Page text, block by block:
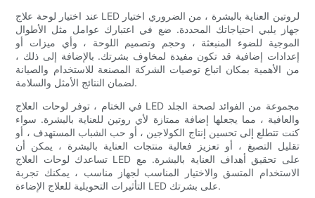
عند اختيار لوحة علاج LED لروتين العناية بالبشرة ، من الضروري اختيار
جهاز يلبي احتياجاتك المحددة. ضع في اعتبارك عوامل مثل الأطوال
الموجية للضوء المنبعثة ، وحجم وتصميم اللوحة ، وأي ميزات أو
إعدادات إضافية قد تكون مفيدة لمخاوف بشرتك. بالإضافة إلى ذلك ،
من الأهمية بمكان اتباع توصيات الشركة المصنعة للاستخدام والصيانة
لضمان النتائج الأمثل والسلامة.
في الختام ، توفر لوحات العلاج LED مجموعة من الفوائد لصحة الجلد
والعافية ، مما يجعلها إضافة ممتازة لأي روتين للعناية بالبشرة. سواء
كنت تتطلع إلى تحسين إنتاج الكولاجين ، أو حب الشباب المستهدف ، أو
تقليل التصبغ ، أو تعزيز فعالية منتجات العناية بالبشرة ، يمكن أن
تساعدك لوحات العلاج LED على تحقيق أهداف العناية بالبشرة. مع
الاستخدام المتسق والاختيار المناسب لجهاز مناسب ، يمكنك تجربة
التأثيرات التحويلية للعلاج الإضاءة LED على بشرتك.